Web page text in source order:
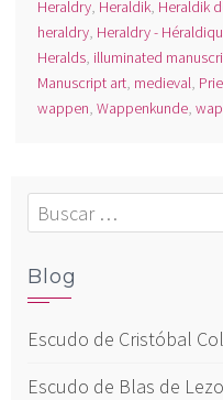
Heraldry, Heraldik, Heraldik
heraldry, Heraldry -
Heralds, illuminated
Manuscript art, medieval,
wappen,Wappenkunde,
Buscar:
Blog
Escudo de Cristóbal
Escudo de Blas de Lezo